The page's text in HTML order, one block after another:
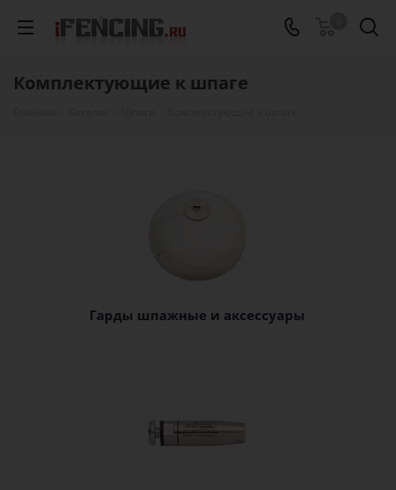
Комплектующие к шпаге
Гарды шпажные и аксессуары